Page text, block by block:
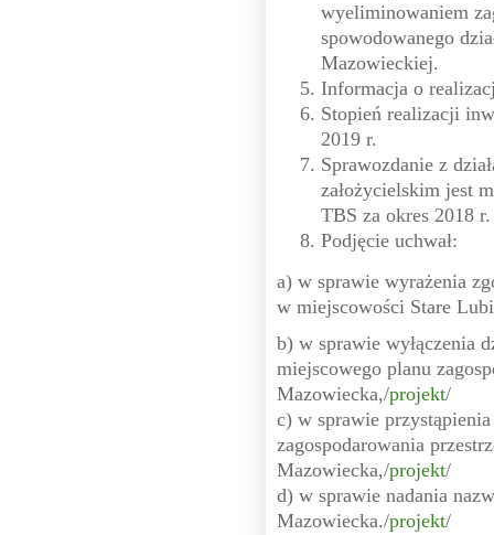
wyeliminowaniem
spowodowanego
Mazowieckiej.
Informacja o
Stopień realizacji
2019 r.
Sprawozdanie z
założycielskim jest
TBS za okres 2018 r.
Podjęcie uchwał:
a) w sprawie wyrażenia
w miejscowości Stare
b) w sprawie wyłączenia
miejscowego planu
Mazowiecka,/projekt/
c) w sprawie
zagospodarowania
Mazowiecka,/projekt/
d) w sprawie nadania
Mazowiecka./projekt/